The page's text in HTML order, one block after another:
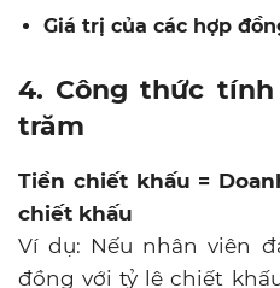
Giá trị của các hợp
4. Công thức
trăm
Tiền chiết khấu =
chiết khấu
Ví dụ: Nếu nhân viên
đồng với tỷ lệ chiết